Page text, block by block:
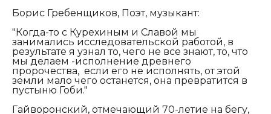
Борис Гребенщиков, Поэт, музыкант:
"Когда-то с Курехиным и Славой мы
занимались исследовательской работой, в
результате я узнал то, чего не все знают, то, что
мы делаем -исполнение древнего
пророчества, если его не исполнять, от этой
земли мало чего останется, она превратится в
пустыню Гоби."
Гайворонский, отмечающий 70-летие на бегу,